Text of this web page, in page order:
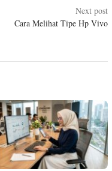
Next post
Cara Melihat Tipe Hp Vivo